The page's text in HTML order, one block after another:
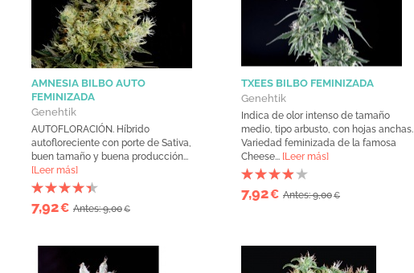
AMNESIA BILBO AUTO
FEMINIZADA
Genehtik
AUTOFLORACIÓN. Híbrido
autofloreciente con porte de Sativa,
buen tamaño y buena producción...
[Leer más]
7,92€ Antes: 9,00€
TXEES BILBO FEMINIZADA
Genehtik
Indica de olor intenso de tamaño
medio, tipo arbusto, con hojas anchas.
Variedad feminizada de la famosa
Cheese... [Leer más]
7,92€ Antes: 9,00€